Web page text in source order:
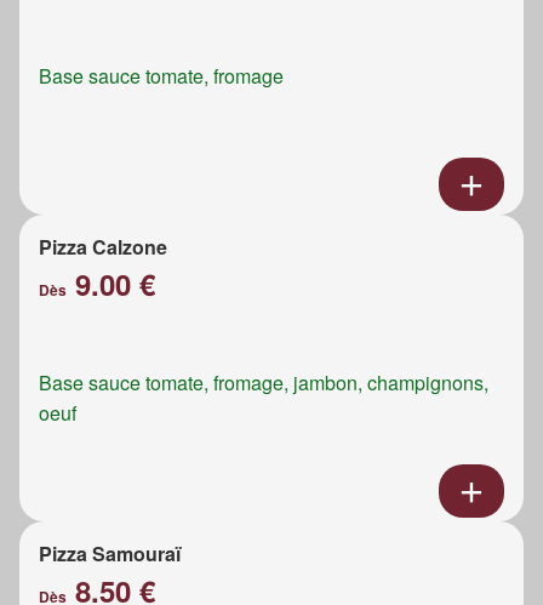
Base sauce tomate, fromage
Pizza Calzone
Dès 9.00 €
Base sauce tomate, fromage, jambon, champignons,
oeuf
Pizza Samouraï
Dès 8.50 €